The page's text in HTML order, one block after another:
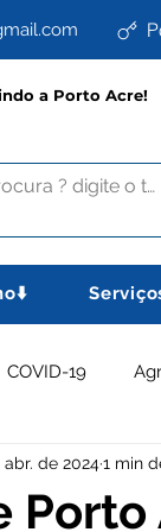
a Porto Acre!
COVID-19
Educação
abr. de 20241 min